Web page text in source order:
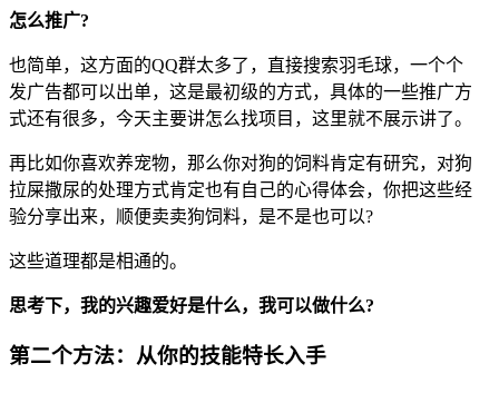
怎么推广?
也简单，这方面的QQ群太多了，直接搜索羽毛球，一个个
发广告都可以出单，这是最初级的方式，具体的一些推广方
式还有很多，今天主要讲怎么找项目，这里就不展示讲了。
再比如你喜欢养宠物，那么你对狗的饲料肯定有研究，对狗
拉屎撒尿的处理方式肯定也有自己的心得体会，你把这些经
验分享出来，顺便卖卖狗饲料，是不是也可以?
这些道理都是相通的。
思考下，我的兴趣爱好是什么，我可以做什么?
第二个方法：从你的技能特长入手